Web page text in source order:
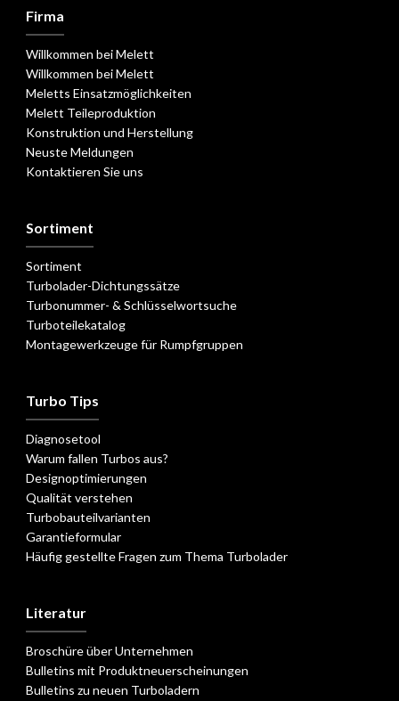
Firma
Willkommen bei Melett
Willkommen bei Melett
Meletts Einsatzmöglichkeiten
Melett Teileproduktion
Konstruktion und Herstellung
Neuste Meldungen
Kontaktieren Sie uns
Sortiment
Sortiment
Turbolader-Dichtungssätze
Turbonummer- & Schlüsselwortsuche
Turboteilekatalog
Montagewerkzeuge für Rumpfgruppen
Turbo Tips
Diagnosetool
Warum fallen Turbos aus?
Designoptimierungen
Qualität verstehen
Turbobauteilvarianten
Garantieformular
Häufig gestellte Fragen zum Thema Turbolader
Literatur
Broschüre über Unternehmen
Bulletins mit Produktneuerscheinungen
Bulletins zu neuen Turboladern